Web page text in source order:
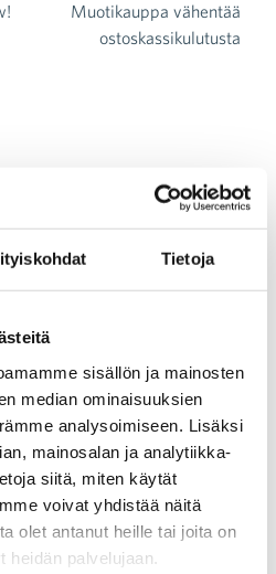
Tietoja
sisällön ja mainosten
median ominaisuuksien
analysoimiseen. Lisäksi
mainosalan ja analytiikka-
siitä, miten käytät
voivat yhdistää näitä
olet antanut heille tai joita on
palvelujaan.
Muotikauppa vähentää
ostoskassikulutusta